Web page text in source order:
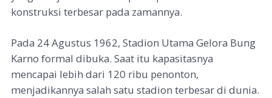
konstruksi terbesar pada zamannya.
Pada 24 Agustus 1962, Stadion Utama Gelora Bung
Karno formal dibuka. Saat itu kapasitasnya
mencapai lebih dari 120 ribu penonton,
menjadikannya salah satu stadion terbesar di dunia.